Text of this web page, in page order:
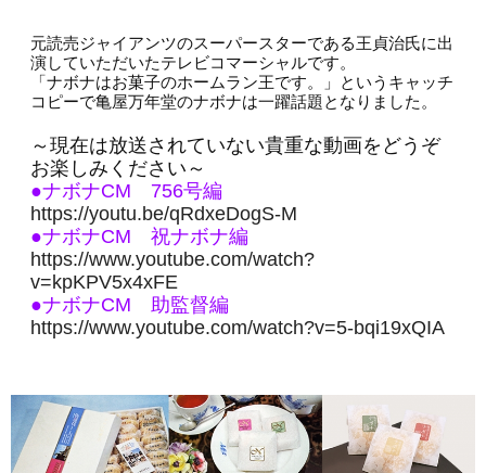
元読売ジャイアンツのスーパースターである王貞治氏に出
演していただいたテレビコマーシャルです。
「ナボナはお菓子のホームラン王です。」というキャッチ
コピーで亀屋万年堂のナボナは一躍話題となりました。
～現在は放送されていない貴重な動画をどうぞ
お楽しみください～
●ナボナCM 756号編
https://youtu.be/qRdxeDogS-M
●ナボナCM 祝ナボナ編
https://www.youtube.com/watch?
v=kpKPV5x4xFE
●ナボナCM 助監督編
https://www.youtube.com/watch?v=5-bqi19xQIA